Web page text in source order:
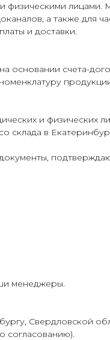
а также для
и доставки.
основании счета-
и физических
склада в
менеджеры.
Свердловской
согласованию).